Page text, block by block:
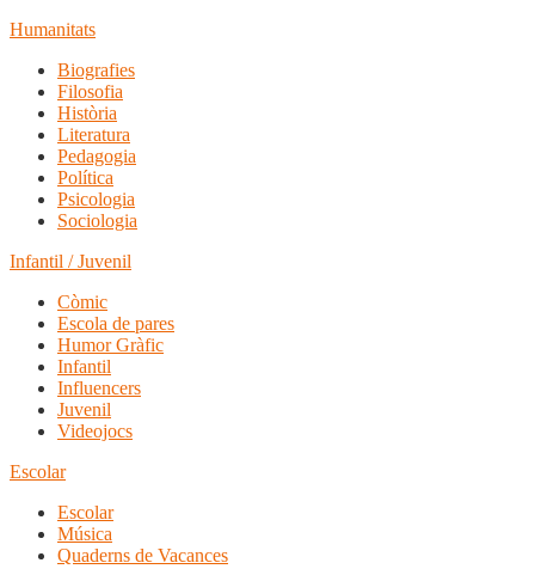
Humanitats
Biografies
Filosofia
Història
Literatura
Pedagogia
Política
Psicologia
Sociologia
Infantil / Juvenil
Còmic
Escola de pares
Humor Gràfic
Infantil
Influencers
Juvenil
Videojocs
Escolar
Escolar
Música
Quaderns de Vacances